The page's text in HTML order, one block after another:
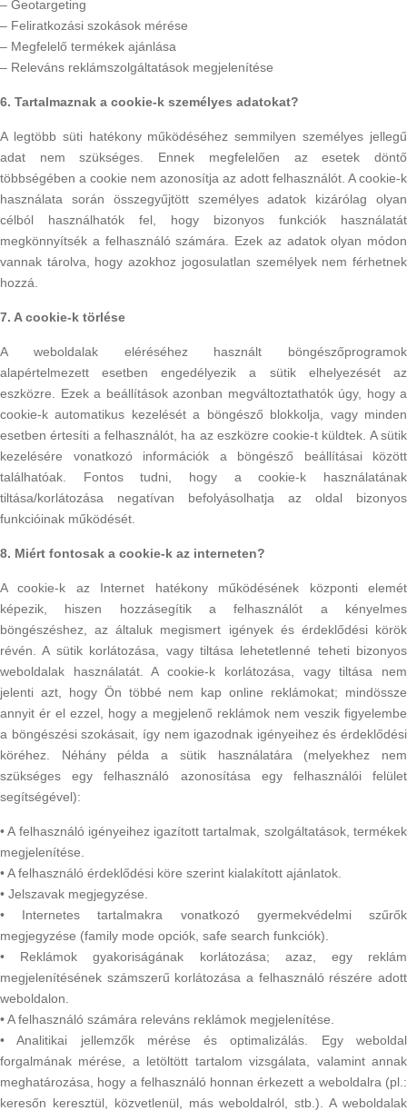
– Geotargeting
– Feliratkozási szokások mérése
– Megfelelő termékek ajánlása
– Releváns reklámszolgáltatások megjelenítése
6. Tartalmaznak a cookie-k személyes adatokat?
A legtöbb süti hatékony működéséhez semmilyen személyes jellegű
adat nem szükséges. Ennek megfelelően az esetek döntő
többségében a cookie nem azonosítja az adott felhasználót. A cookie-k
használata során összegyűjtött személyes adatok kizárólag olyan
célból használhatók fel, hogy bizonyos funkciók használatát
megkönnyítsék a felhasználó számára. Ezek az adatok olyan módon
vannak tárolva, hogy azokhoz jogosulatlan személyek nem férhetnek
hozzá.
7. A cookie-k törlése
A weboldalak eléréséhez használt böngészőprogramok
alapértelmezett esetben engedélyezik a sütik elhelyezését az
eszközre. Ezek a beállítások azonban megváltoztathatók úgy, hogy a
cookie-k automatikus kezelését a böngésző blokkolja, vagy minden
esetben értesíti a felhasználót, ha az eszközre cookie-t küldtek. A sütik
kezelésére vonatkozó információk a böngésző beállításai között
találhatóak. Fontos tudni, hogy a cookie-k használatának
tiltása/korlátozása negatívan befolyásolhatja az oldal bizonyos
funkcióinak működését.
8. Miért fontosak a cookie-k az interneten?
A cookie-k az Internet hatékony működésének központi elemét
képezik, hiszen hozzásegítik a felhasználót a kényelmes
böngészéshez, az általuk megismert igények és érdeklődési körök
révén. A sütik korlátozása, vagy tiltása lehetetlenné teheti bizonyos
weboldalak használatát. A cookie-k korlátozása, vagy tiltása nem
jelenti azt, hogy Ön többé nem kap online reklámokat; mindössze
annyit ér el ezzel, hogy a megjelenő reklámok nem veszik figyelembe
a böngészési szokásait, így nem igazodnak igényeihez és érdeklődési
köréhez. Néhány példa a sütik használatára (melyekhez nem
szükséges egy felhasználó azonosítása egy felhasználói felület
segítségével):
• A felhasználó igényeihez igazított tartalmak, szolgáltatások, termékek
megjelenítése.
• A felhasználó érdeklődési köre szerint kialakított ajánlatok.
• Jelszavak megjegyzése.
• Internetes tartalmakra vonatkozó gyermekvédelmi szűrők
megjegyzése (family mode opciók, safe search funkciók).
• Reklámok gyakoriságának korlátozása; azaz, egy reklám
megjelenítésének számszerű korlátozása a felhasználó részére adott
weboldalon.
• A felhasználó számára releváns reklámok megjelenítése.
• Analitikai jellemzők mérése és optimalizálás. Egy weboldal
forgalmának mérése, a letöltött tartalom vizsgálata, valamint annak
meghatározása, hogy a felhasználó honnan érkezett a weboldalra (pl.:
keresőn keresztül, közvetlenül, más weboldalról, stb.). A weboldalak